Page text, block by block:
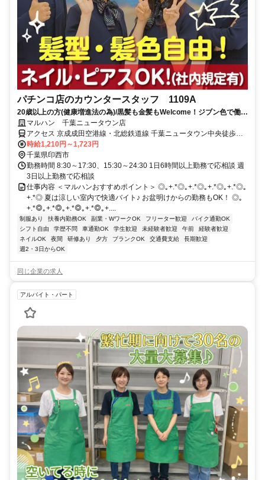
パチンコ店のカウンタースタッフ 1109A
20歳以上の方(健康増進法の為)/黒髪も金髪もWelcome！ジブン色で働け
る！多様性全開のマルハンで、アナタらしく働こう☆履歴書不要
マルハン 千葉ニュータウン店
アクセス 京成成田空港線・北総鉄道線 千葉ニュータウン中央徒歩約4
分 「千葉ニュータウン中央駅」南口ロータリー向い
時給1,210円～1,723円
千葉県印西市
勤務時間 8:30～17:30、15:30～24:30 1日6時間以上勤務で応相談 週
3日以上勤務で応相談
仕事内容 ＜マルハンおすすめポイント＞ ◎｡+.*◎｡+.*◎｡+.*◎｡+.*◎｡
+.*◎ 夏は涼しい室内で快適バイト♪ お盆明けからの勤務もOK！ ◎｡
+.*◎｡+.*◎｡+.*◎｡+.*◎｡+....
制服あり 扶養内勤務OK 副業・WワークOK フリーター歓迎
バイク通勤OK
シフト自由
学歴不問 車通勤OK 学生歓迎 未経験者歓迎 午前
経験者歓迎
ネイルOK
夜間 研修あり 夕方 ブランクOK 交通費支給
長期歓迎
週2・3日からOK
同じ企業の求人
アルバイト・パート